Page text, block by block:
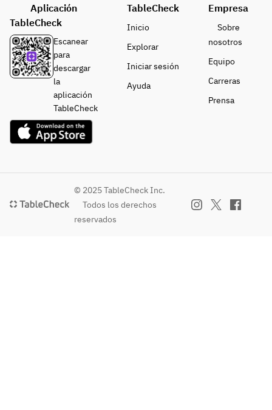
Aplicación
TableCheck
Escanear
para
descargar
la
aplicación
TableCheck
TableCheck
Inicio
Explorar
Iniciar sesión
Ayuda
Empresa
Sobre
nosotros
Equipo
Carreras
Prensa
© 2025 TableCheck Inc.
Todos los derechos
reservados